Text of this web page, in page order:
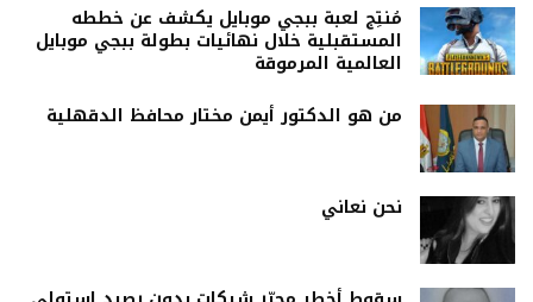
مُنتِج لعبة ببجي موبايل يكشف عن خططه
المستقبلية خلال نهائيات بطولة ببجي موبايل
العالمية المرموقة
من هو الدكتور أيمن مختار محافظ الدقهلية
نحن نعاني